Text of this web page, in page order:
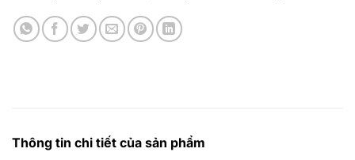
Thông tin chi tiết của sản phẩm